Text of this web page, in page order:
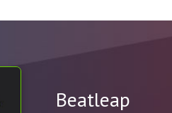
Beatleap